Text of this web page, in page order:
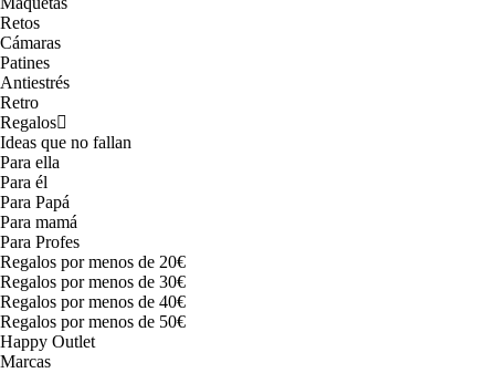
Retos
Cámaras
Patines
Antiestrés
Retro
Regalos
Ideas que no fallan
Para ella
Para él
Para Papá
Para mamá
Para Profes
Regalos por menos de 20€
Regalos por menos de 30€
Regalos por menos de 40€
Regalos por menos de 50€
Happy Outlet
Marcas